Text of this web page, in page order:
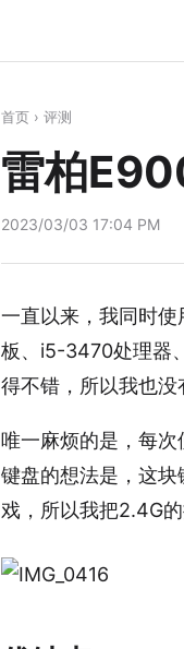
首页 › 评测
雷柏
2023/03/03 17:04 PM
一直以来，我同时
板、i5-3470处理器
得不错，所以我也没
唯一麻烦的是，每
键盘的想法是，这
戏，所以我把2.4G